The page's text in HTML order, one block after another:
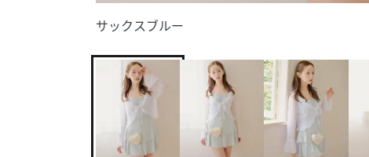
サックスブルー